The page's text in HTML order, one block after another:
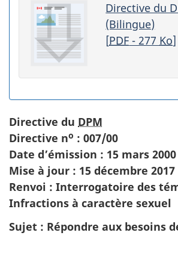
Directive du
(Bilingue)
[PDF - 277 Ko]
Directive du DPM
Directive no : 007/00
Date d’émission : 15 mars 2000
Mise à jour : 15 décembre 2017
Renvoi : Interrogatoire des
Infractions à caractère sexuel
Sujet : Répondre aux besoins